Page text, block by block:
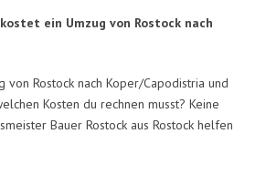
kostet ein Umzug von Rostock nach
von Rostock nach Koper/Capodistria und
Kosten du rechnen musst? Keine
Bauer Rostock aus Rostock helfen